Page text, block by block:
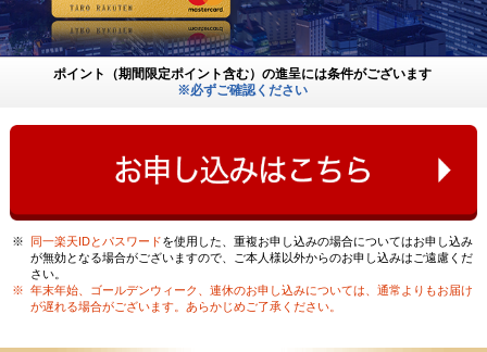
ポイント（期間限定ポイント含む）の進呈には条件がございます
※必ずご確認ください
※ 同一楽天IDとパスワードを使用した、重複お申し込みの場合についてはお申し込み
が無効となる場合がございますので、ご本人様以外からのお申し込みはご遠慮くだ
さい。
※ 年末年始、ゴールデンウィーク、連休のお申し込みについては、通常よりもお届け
が遅れる場合がございます。あらかじめご了承ください。